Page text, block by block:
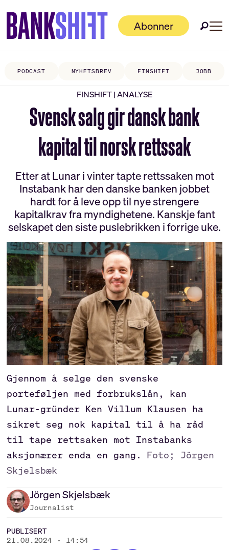
Abonner
PODCAST NYHETSBREV FINSHIFT JOBB
FINSHIFT | ANALYSE
Svensk salg gir dansk bank
kapital til norsk rettssak
Etter at Lunar i vinter tapte rettssaken mot
Instabank har den danske banken jobbet
hardt for å leve opp til nye strengere
kapitalkrav fra myndighetene. Kanskje fant
selskapet den siste puslebrikken i forrige uke.
Gjennom å selge den svenske
porteføljen med forbrukslån, kan
Lunar-gründer Ken Villum Klausen ha
sikret seg nok kapital til å ha råd
til tape rettsaken mot Instabanks
aksjonærer enda en gang.
Foto; Jörgen
Skjelsbæk
JörgenSkjelsbæk
Journalist
PUBLISERT
21.08.2024 - 14:54